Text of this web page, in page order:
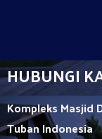
HUBUNGI
Kompleks Masjid
TubanIndonesia